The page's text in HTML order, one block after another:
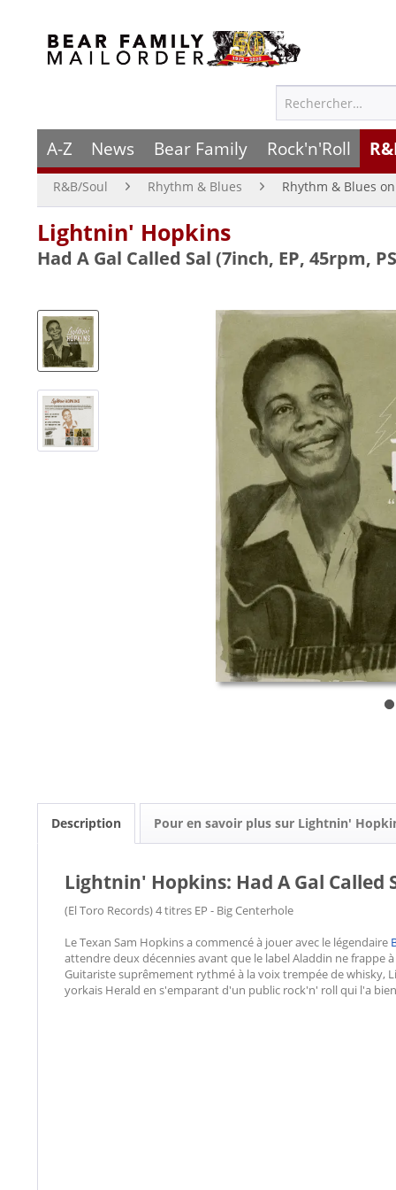
A-Z News Bear Family Rock'n'Roll
R&B/Soul Rhythm & Blues Rhythm & Blues
Lightnin' Hopkins
Had A Gal Called Sal (7inch, EP, 45rpm,
Description Pour en savoir plus sur Lightnin'
Lightnin' Hopkins: Had A Gal Called
(El Toro Records) 4 titres EP - Big Centerhole
Le Texan Sam Hopkins a commencé à jouer avec le légendaire
attendre deux décennies avant que le label Aladdin ne frappe
Guitariste suprêmement rythmé à la voix trempée de whisky,
yorkais Herald en s'emparant d'un public rock'n' roll qui l'a